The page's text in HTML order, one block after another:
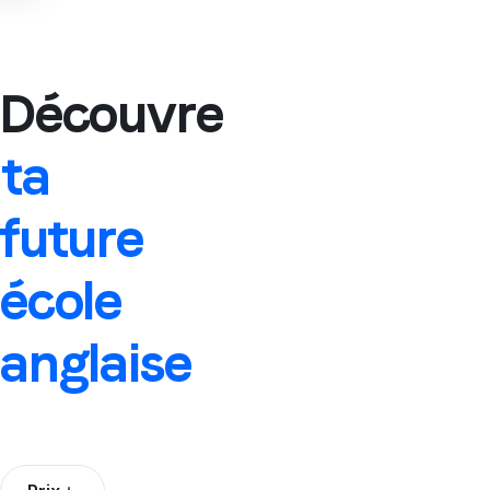
Découvre
ta
future
école
anglaise